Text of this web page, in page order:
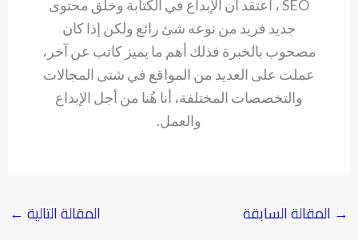
SEO ، أعتقد أن الإبداع في الكتابة وخلق محتوى
جديد فريد من نوعه شئ رائع ولكن إذا كان
مصحوب بالخبرة فذلك أهم ما يميز كاتب عن آخر،
عملت على العديد من المواقع في شتى المجالات
والتخصصات المختلفة، أنا هُنا من أجل الإبداع
والعمل.
→ المقالة السابقة المقالة التالية ←